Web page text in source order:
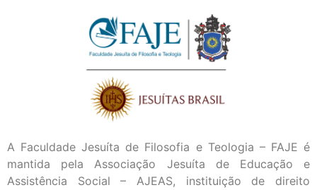
A Faculdade Jesuíta de Filosofia e Teologia – FAJE é
mantida pela Associação Jesuíta de Educação e
Assistência Social – AJEAS, instituição de direito